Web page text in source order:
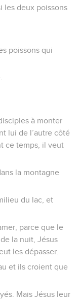
les deux poissons
poissons qui
à monter
lui de l’autre côté
ce temps, il veut
la montagne
du lac, et
parce que le
la nuit, Jésus
les dépasser.
et ils croient que
Mais Jésus leur